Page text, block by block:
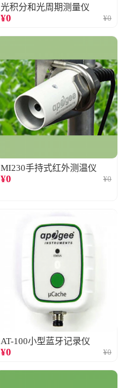
光积分和光周期测量仪
¥0 ¥0
MI230手持式红外测温仪
¥0 ¥0
AT-100小型蓝牙记录仪
¥0 ¥0